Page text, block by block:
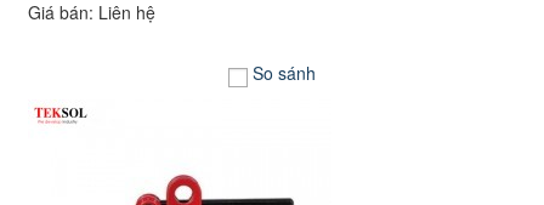
Giá bán: Liên hệ
So sánh